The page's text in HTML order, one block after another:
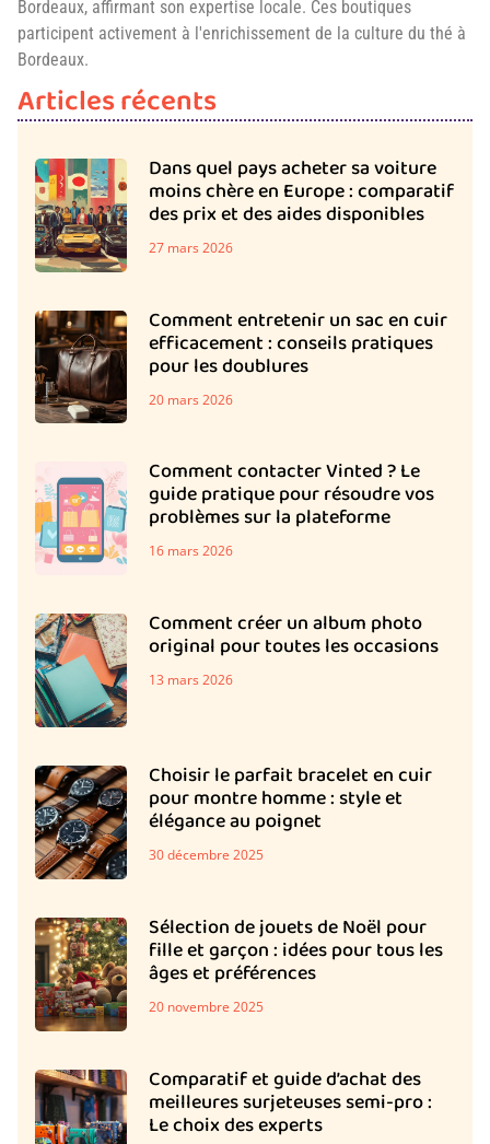
Bordeaux, affirmant son expertise locale. Ces boutiques
participent activement à l'enrichissement de la culture du thé à
Bordeaux.
Articles récents
Dans quel pays acheter sa voiture
moins chère en Europe : comparatif
des prix et des aides disponibles
27 mars 2026
Comment entretenir un sac en cuir
efficacement : conseils pratiques
pour les doublures
20 mars 2026
Comment contacter Vinted ? Le
guide pratique pour résoudre vos
problèmes sur la plateforme
16 mars 2026
Comment créer un album photo
original pour toutes les occasions
13 mars 2026
Choisir le parfait bracelet en cuir
pour montre homme : style et
élégance au poignet
30 décembre 2025
Sélection de jouets de Noël pour
fille et garçon : idées pour tous les
âges et préférences
20 novembre 2025
Comparatif et guide d’achat des
meilleures surjeteuses semi-pro :
Le choix des experts